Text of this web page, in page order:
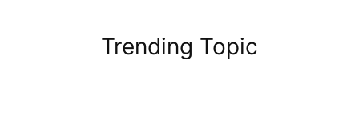
Trending Topic